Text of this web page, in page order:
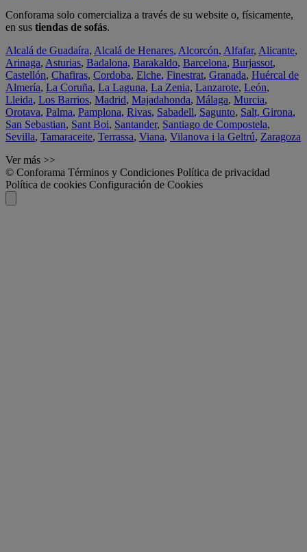
Conforama solo comercializa a través de su website o, físicamente,
en sus tiendas de sofás.
Alcalá de Guadaíra, Alcalá de Henares, Alcorcón, Alfafar, Alicante,
Arinaga, Asturias, Badalona, Barakaldo, Barcelona, Burjassot,
Castellón, Chafiras, Cordoba, Elche, Finestrat, Granada, Huércal de
Almería, La Coruña, La Laguna, La Zenia, Lanzarote, León,
Lleida, Los Barrios, Madrid, Majadahonda, Málaga, Murcia,
Orotava, Palma, Pamplona, Rivas, Sabadell, Sagunto, Salt, Girona,
San Sebastian, Sant Boi, Santander, Santiago de Compostela,
Sevilla, Tamaraceite, Terrassa, Viana, Vilanova i la Geltrú, Zaragoza
Ver más >>
© Conforama Términos y Condiciones Política de privacidad
Política de cookies Configuración de Cookies